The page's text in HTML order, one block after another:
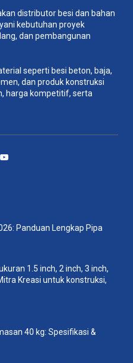
distributor besi dan bahan
kebutuhan proyek
dan pembangunan
seperti besi beton, baja,
dan produk konstruksi
harga kompetitif, serta
Panduan Lengkap Pipa
40 kg: Spesifikasi &